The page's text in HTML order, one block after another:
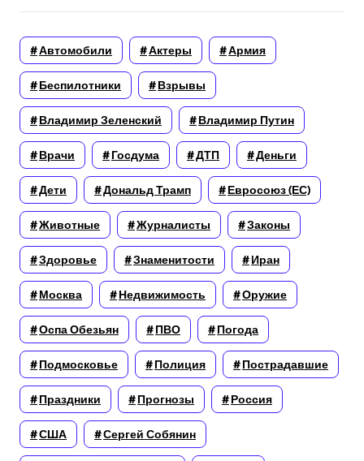
Автомобили Актеры Армия
Беспилотники Взрывы
Владимир Зеленский Владимир Путин
Врачи Госдума ДТП Деньги
Дети Дональд Трамп Евросоюз (ЕС)
Животные Журналисты Законы
Здоровье Знаменитости Иран
Москва Недвижимость Оружие
Оспа Обезьян ПВО Погода
Подмосковье Полиция Пострадавшие
Праздники Прогнозы Россия
США Сергей Собянин